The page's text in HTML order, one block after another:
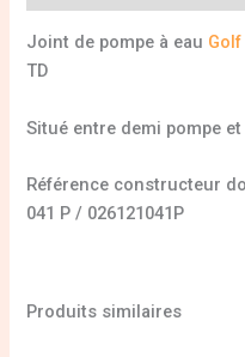
Joint de pompe à eau Golf
TD
Situé entre demi pompe
Référence constructeur
041 P / 026121041P
Produits similaires